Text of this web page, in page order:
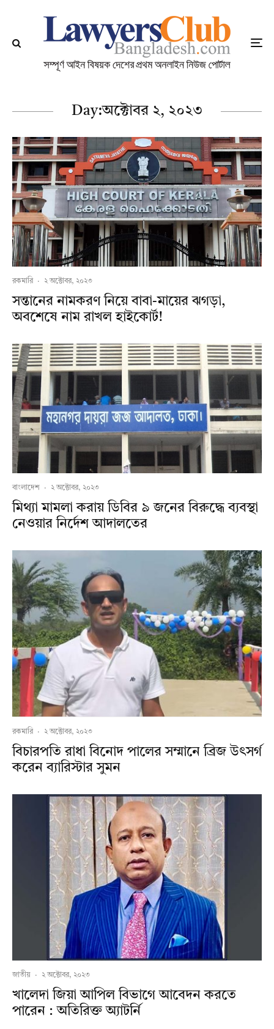
Day:অক্টোবর ২, ২০২৩
রকমারি · ২ অক্টোবর, ২০২৩
সন্তানের নামকরণ নিয়ে বাবা-মায়ের ঝগড়া,
অবশেষে নাম রাখল হাইকোর্ট!
বাংলাদেশ · ২ অক্টোবর, ২০২৩
মিথ্যা মামলা করায় ডিবির ৯ জনের বিরুদ্ধে ব্যবস্থা
নেওয়ার নির্দেশ আদালতের
রকমারি · ২ অক্টোবর, ২০২৩
বিচারপতি রাধা বিনোদ পালের সম্মানে ব্রিজ উৎসর্গ
করেন ব্যারিস্টার সুমন
জাতীয় · ২ অক্টোবর, ২০২৩
খালেদা জিয়া আপিল বিভাগে আবেদন করতে
পারেন : অতিরিক্ত অ্যাটর্নি